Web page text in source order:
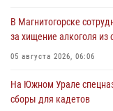
В Магнитогорске
за хищение алкоголя из
05 августа 2026, 06:06
На Южном Урале
сборы для кадетов